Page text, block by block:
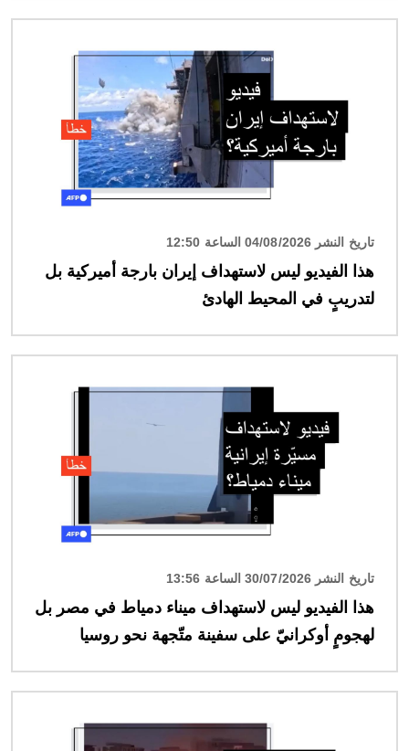
تاريخ النشر 04/08/2026 الساعة 12:50
هذا الفيديو ليس لاستهداف إيران بارجة أميركية بل
لتدريبٍ في المحيط الهادئ
تاريخ النشر 30/07/2026 الساعة 13:56
هذا الفيديو ليس لاستهداف ميناء دمياط في مصر بل
لهجومٍ أوكرانيّ على سفينة متّجهة نحو روسيا